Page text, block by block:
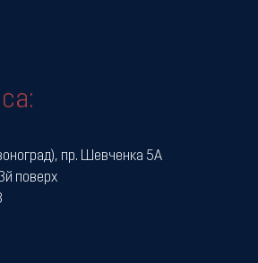
пр. Шевченка 5А
поверх